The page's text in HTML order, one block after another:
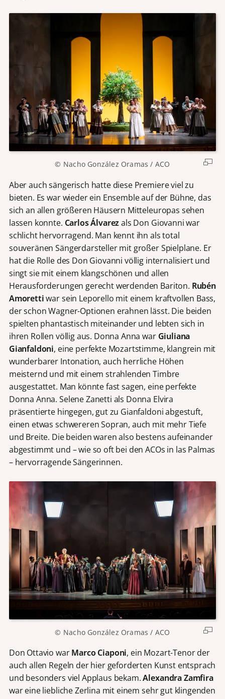
© Nacho González Oramas / ACO
Aber auch sängerisch hatte diese Premiere viel zu
bieten. Es war wieder ein Ensemble auf der Bühne, das
sich an allen größeren Häusern Mitteleuropas sehen
lassen konnte. Carlos Álvarezals Don Giovanni war
schlicht hervorragend. Man kennt ihn als total
souveränen Sängerdarsteller mit großer Spielplane. Er
hat die Rolle des Don Giovanni völlig internalisiert und
singt sie mit einem klangschönen und allen
Herausforderungen gerecht werdenden Bariton. Rubén
Amorettiwar sein Leporello mit einem kraftvollen Bass,
der schon Wagner-Optionen erahnen lässt. Die beiden
spielten phantastisch miteinander und lebten sich in
ihren Rollen völlig aus. Donna Anna war Giuliana
Gianfaldoni, eine perfekte Mozartstimme, klangrein mit
wunderbarer Intonation, auch herrliche Höhen
meisternd und mit einem strahlenden Timbre
ausgestattet. Man könnte fast sagen, eine perfekte
Donna Anna. Selene Zanetti als Donna Elvira
präsentierte hingegen, gut zu Gianfaldoni abgestuft,
einen etwas schwereren Sopran, auch mit mehr Tiefe
und Breite. Die beiden waren also bestens aufeinander
abgestimmt und – wie so oft bei den ACOs in las Palmas
– hervorragende Sängerinnen.
© Nacho González Oramas / ACO
Don Ottavio warMarco Ciaponi, ein Mozart-Tenor der
auch allen Regeln der hier geforderten Kunst entsprach
und besonders viel Applaus bekam.Alexandra Zamfira
war eine liebliche Zerlina mit einem sehr gut klingenden